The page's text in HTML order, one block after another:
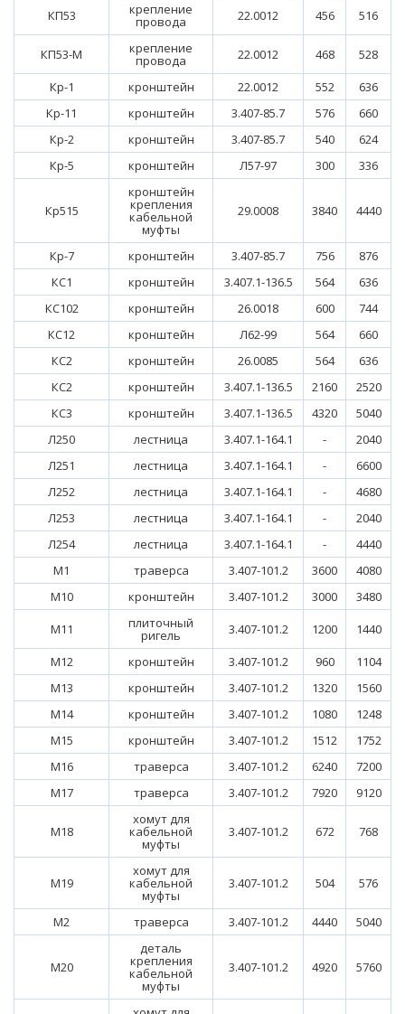
КП53 крепление
провода 22.0012 456 516
КП53-М крепление
провода 22.0012 468
528
Кр-1
кронштейн 22.0012 552
636
Кр-11
кронштейн 3.407-85.7 576
660
Кр-2
кронштейн 3.407-85.7 540
624
Кр-5
кронштейн Л57-97 300 336
Кр515
кронштейн
крепления
кабельной
муфты
29.0008 3840 4440
Кр-7 кронштейн 3.407-85.7 756
876
КС1
кронштейн 3.407.1-136.5 564
636
КС102
кронштейн 26.0018 600
744
КС12
кронштейн Л62-99 564
660
КС2
кронштейн 26.0085 564
636
КС2
кронштейн 3.407.1-136.5 2160
2520
КС3
кронштейн 3.407.1-136.5 4320
5040
Л250
лестница 3.407.1-164.1 -
2040
Л251
лестница 3.407.1-164.1 -
6600
Л252
лестница 3.407.1-164.1 -
4680
Л253
лестница 3.407.1-164.1 -
2040
Л254
лестница 3.407.1-164.1 -
4440
М1
траверса 3.407-101.2 3600
4080
М10
кронштейн 3.407-101.2 3000
3480
М11
плиточный
ригель 3.407-101.2 1200
1440
М12
кронштейн 3.407-101.2 960
1104
М13
кронштейн 3.407-101.2 1320
1560
М14
кронштейн 3.407-101.2 1080
1248
М15
кронштейн 3.407-101.2 1512
1752
М16
траверса 3.407-101.2 6240
7200
М17
траверса 3.407-101.2 7920 9120
М18
хомут для
кабельной
муфты
3.407-101.2 672 768
М19
хомут для
кабельной
муфты
3.407-101.2 504 576
М2 траверса 3.407-101.2 4440 5040
М20
деталь
крепления
кабельной
муфты
3.407-101.2 4920 5760